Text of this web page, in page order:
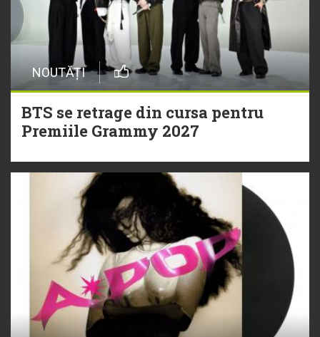
NOUTĂȚI
BTS se retrage din cursa pentru
Premiile Grammy 2027